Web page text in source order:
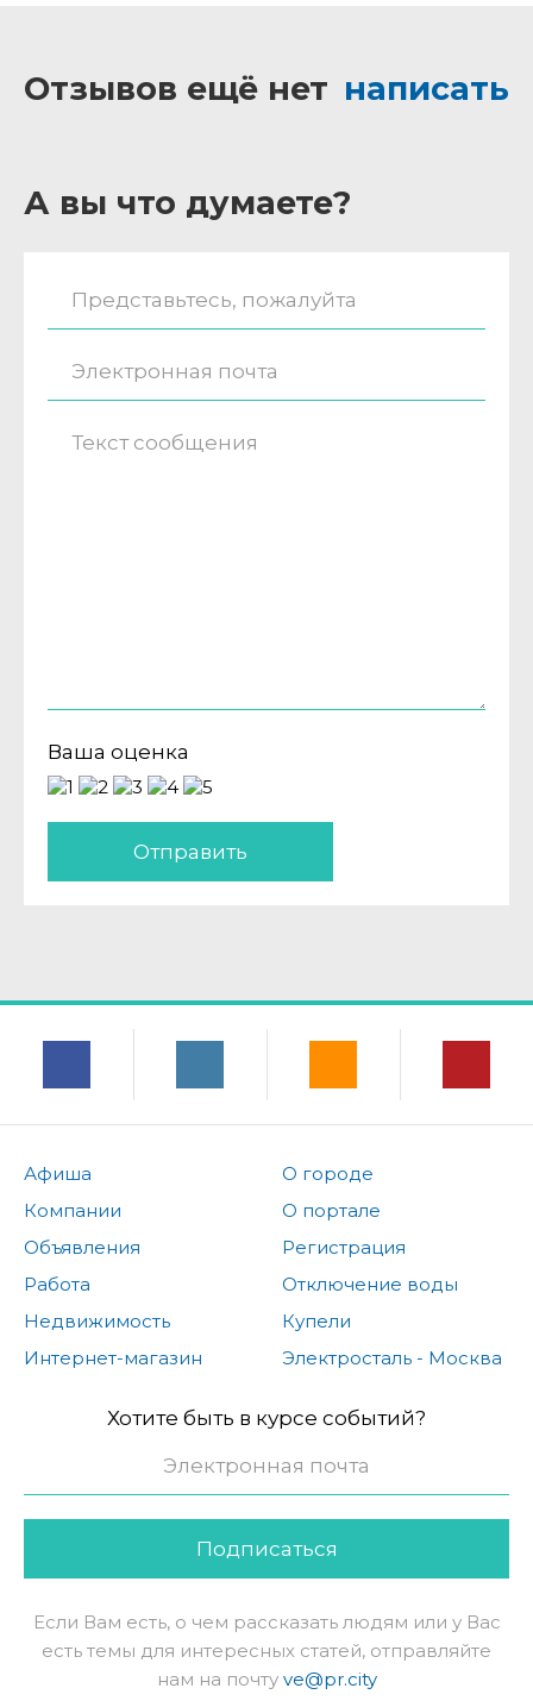
Отзывов ещё нет написать
А вы что думаете?
Ваша оценка
Отправить
Афиша
Компании
Объявления
Работа
Недвижимость
Интернет-магазин
О городе
О портале
Регистрация
Отключение воды
Купели
Электросталь - Москва
Хотите быть в курсе событий?
Подписаться
Если Вам есть, о чем рассказать людям или у Вас
есть темы для интересных статей, отправляйте
нам на почту ve@pr.city